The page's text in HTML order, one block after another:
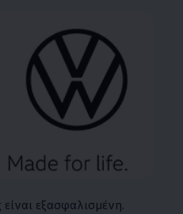
είναι εξασφαλισμένη.